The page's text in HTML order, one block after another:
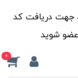
جهت دریافت کد
عضو شوید
0